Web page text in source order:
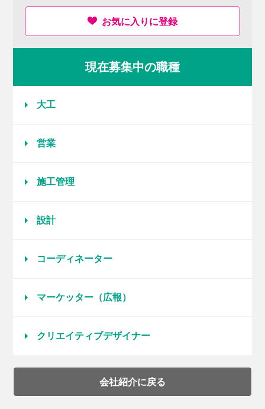
お気に入りに登録
現在募集中の職種
大工
営業
施工管理
設計
コーディネーター
マーケッター（広報）
クリエイティブデザイナー
会社紹介に戻る